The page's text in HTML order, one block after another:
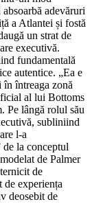
adevăruri
a Atlantei și fostă
un strat de
executivă.
fundamentală
autentice. „Ea e
întreaga zonă
al lui Bottoms
Pe lângă rolul său
subliniind
l-a
la conceptul
de Palmer
de
experiența
deosebit de